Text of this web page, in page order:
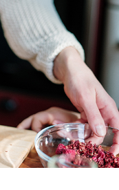
несколько
так как